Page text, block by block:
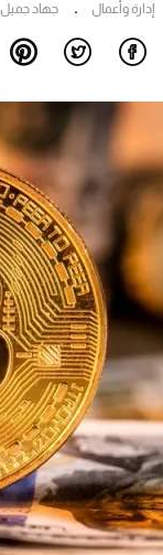
إدارة وأعمال جهاد جميل